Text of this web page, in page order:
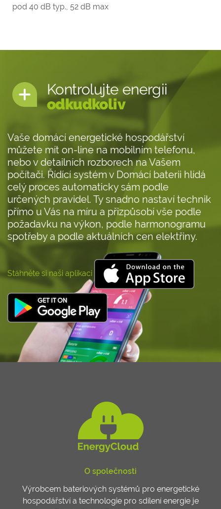
pod 40 dB typ., 52 dB max
Kontrolujte energii
odkudkoliv
Vaše domácí energetické hospodářství
můžete mít on-line na mobilním telefonu,
nebo v detailních rozborech na Vašem
počítači. Řídící systém v Domácí baterii hlídá
celý proces automaticky sám podle
určených pravidel. Ty snadno nastaví technik
přímo u Vás na míru a přizpůsobí vše podle
požadavku na výkon, podle harmonogramu
spotřeby a podle aktuálních cen elektřiny.
Stáhněte si naši aplikaci
O společnosti
Výrobcem bateriových systémů pro energetické
hospodářství a technologie pro sdílení energie je